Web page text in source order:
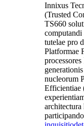
Innixus
(Trusted
TS660
computandi
tutelae pro
Platformae
nucleorum
Efficientiae